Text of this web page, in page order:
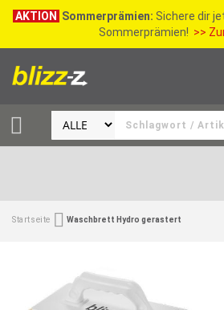
AKTION Sommerprämien: Sichere dir
Sommerprämien! >>
Startseite Waschbrett Hydro gerastert